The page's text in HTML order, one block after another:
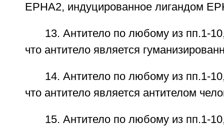
ЕРНА2, индуцированное лигандом
13. Антитело по любому из пп.1-
что антитело является
14. Антитело по любому из пп.1-
что антитело является антителом
15. Антитело по любому из пп.1-